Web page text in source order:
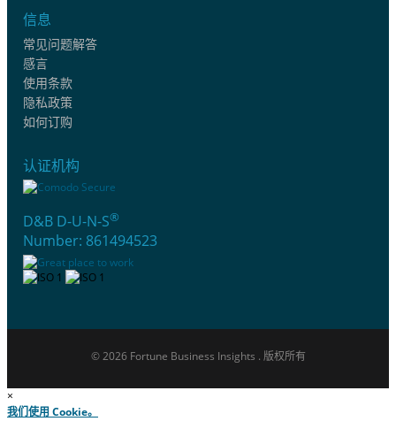
信息
常见问题解答
感言
使用条款
隐私政策
如何订购
认证机构
D&B D-U-N-S®
Number: 861494523
© 2026 Fortune Business Insights . 版权所有
×
我们使用 Cookie。